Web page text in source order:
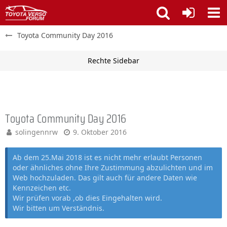
Toyota Community Day 2016
Toyota Community Day 2016
solingennrw 9. Oktober 2016
Ab dem 25.Mai 2018 ist es nicht mehr erlaubt Personen
oder ähnliches ohne Ihre Zustimmung abzulichten und im
Web hochzuladen. Das gilt auch für andere Daten wie
Kennzeichen etc.
Wir prüfen vorab ,ob dies Eingehalten wird.
Wir bitten um Verständnis.